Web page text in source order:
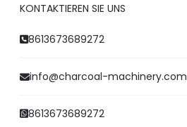
KONTAKTIEREN SIE UNS
8613673689272
info@charcoal-machinery.com
8613673689272